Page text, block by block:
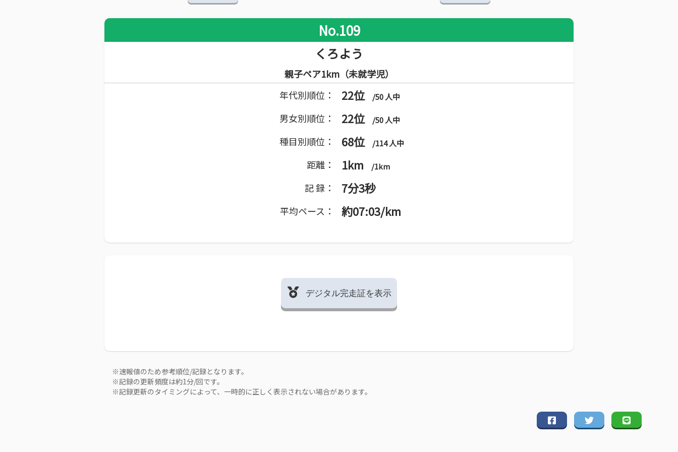
No.109
くろよう
親子ペア1km（未就学児）
年代別順位：
22位 /50 人中
男女別順位： 22位 /50 人中
種目別順位： 68位 /114 人中
距離： 1km /1km
記 録： 7分3秒
平均ペース： 約07:03/km
デジタル完走証を表示
※速報値のため参考順位/記録となります。
※記録の更新頻度は約1分/回です。
※記録更新のタイミングによって、一時的に正しく表示されない場合があります。